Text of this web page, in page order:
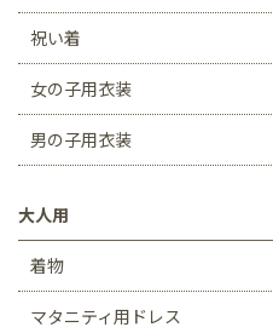
祝い着
女の子用衣装
男の子用衣装
大人用
着物
マタニティ用ドレス